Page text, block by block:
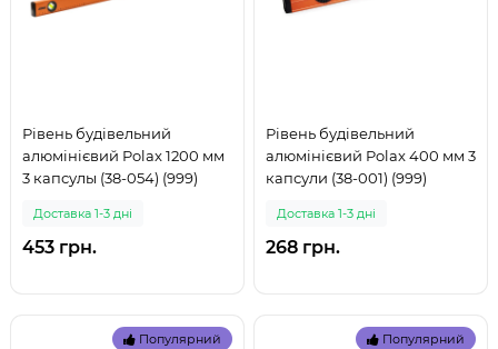
Рівень будівельний
алюмінієвий Polax 1200 мм
3 капсулы (38-054) (999)
Доставка 1-3 дні
453 грн.
Рівень будівельний
алюмінієвий Polax 400 мм 3
капсули (38-001) (999)
Доставка 1-3 дні
268 грн.
Популярний Популярний